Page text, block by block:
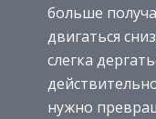
больше
двигаться
слегка
нужно